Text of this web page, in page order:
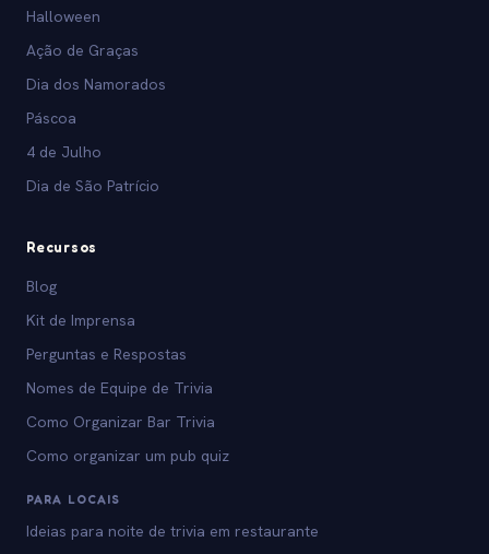
Halloween
Ação de Graças
Dia dos Namorados
Páscoa
4 de Julho
Dia de São Patrício
Recursos
Blog
Kit de Imprensa
Perguntas e Respostas
Nomes de Equipe de Trivia
Como Organizar Bar Trivia
Como organizar um pub quiz
PARA LOCAIS
Ideias para noite de trivia em restaurante